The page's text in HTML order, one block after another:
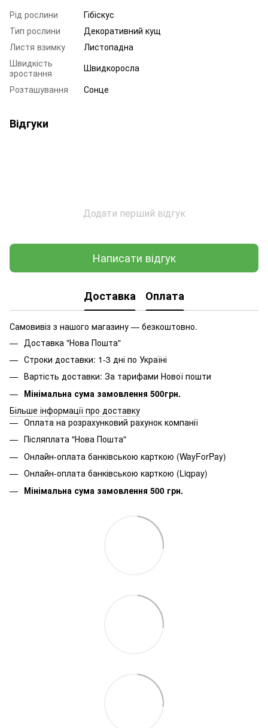
Рід рослини
Гібіскус
Тип рослини
Декоративний кущ
Листя взимку
Листопадна
Швидкість
зростання
Швидкоросла
Розташування
Сонце
Відгуки
Додати перший відгук
Написати відгук
Доставка Оплата
Самовивіз з нашого магазину — безкоштовно.
Доставка "Нова Пошта"
Строки доставки: 1-3 дні по Україні
Вартість доставки: За тарифами Нової пошти
Мінімальна сума замовлення 500грн.
Більше інформації про доставку
Оплата на розрахунковий рахунок компанії
Післяплата "Нова Пошта"
Онлайн-оплата банківською карткою (WayForPay)
Онлайн-оплата банківською карткою (Liqpay)
Мінімальна сума замовлення 500 грн.